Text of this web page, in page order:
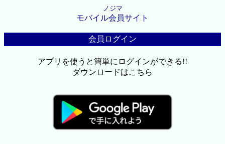
ノジマ
モバイル会員サイト
会員ログイン
アプリを使うと簡単にログインができる!!
ダウンロードはこちら